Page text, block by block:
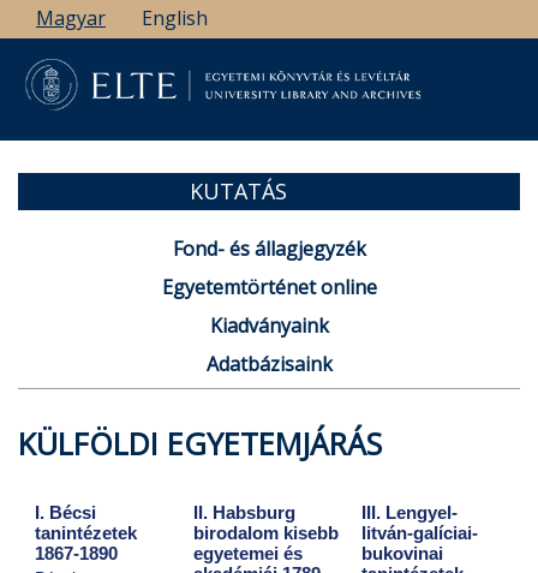
Ugrás
a
tartalomra
Magyar English
KUTATÁS
Fond- és állagjegyzék
Egyetemtörténet online
Kiadványaink
Adatbázisaink
KÜLFÖLDI EGYETEMJÁRÁS